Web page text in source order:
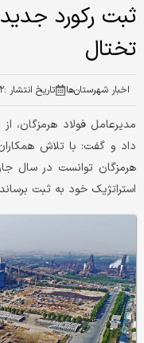
ثبت رکورد جدید
تختال
اخبار شهرستان‌ها تاریخ انتشار :
مدیرعامل فولاد هرمزگان،
داد و گفت: با تلاش
هرمزگان توانست در سال
استراتژیک خود به ثبت